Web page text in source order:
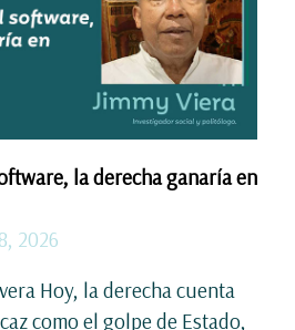
la derecha ganaría en
2026
Hoy, la derecha cuenta
como el golpe de Estado,